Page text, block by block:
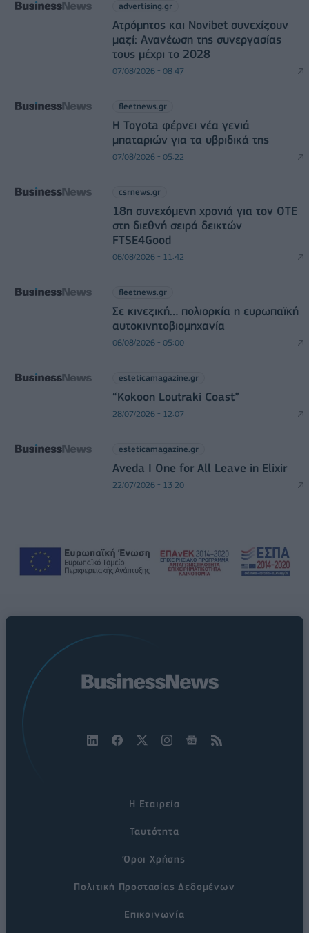
advertising.gr
Ατρόμητος και Novibet συνεχίζουν
μαζί: Ανανέωση της συνεργασίας
τους μέχρι το 2028
07/08/2026 - 08:47
fleetnews.gr
Η Toyota φέρνει νέα γενιά
μπαταριών για τα υβριδικά της
07/08/2026 - 05:22
csrnews.gr
18η συνεχόμενη χρονιά για τον ΟΤΕ
στη διεθνή σειρά δεικτών
FTSE4Good
06/08/2026 - 11:42
fleetnews.gr
Σε κινεζική… πολιορκία η ευρωπαϊκή
αυτοκινητοβιομηχανία
06/08/2026 - 05:00
esteticamagazine.gr
“Kokoon Loutraki Coast”
28/07/2026 - 12:07
esteticamagazine.gr
Aveda I One for All Leave in Elixir
22/07/2026 - 13:20
Η Εταιρεία
Ταυτότητα
Όροι Χρήσης
Πολιτική Προστασίας Δεδομένων
Επικοινωνία